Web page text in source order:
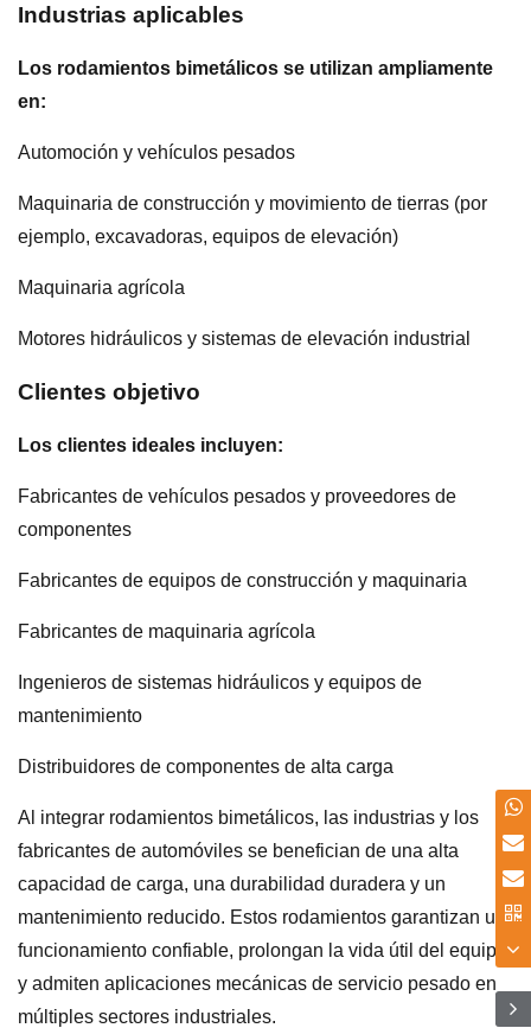
Industrias aplicables
Los rodamientos bimetálicos se utilizan ampliamente
en:
Automoción y vehículos pesados
Maquinaria de construcción y movimiento de tierras (por
ejemplo, excavadoras, equipos de elevación)
Maquinaria agrícola
Motores hidráulicos y sistemas de elevación industrial
Clientes objetivo
Los clientes ideales incluyen:
Fabricantes de vehículos pesados y proveedores de
componentes
Fabricantes de equipos de construcción y maquinaria
Fabricantes de maquinaria agrícola
Ingenieros de sistemas hidráulicos y equipos de
mantenimiento
Distribuidores de componentes de alta carga
Al integrar rodamientos bimetálicos, las industrias y los
fabricantes de automóviles se benefician de una alta
capacidad de carga, una durabilidad duradera y un
mantenimiento reducido. Estos rodamientos garantizan un
funcionamiento confiable, prolongan la vida útil del equipo
y admiten aplicaciones mecánicas de servicio pesado en
múltiples sectores industriales.